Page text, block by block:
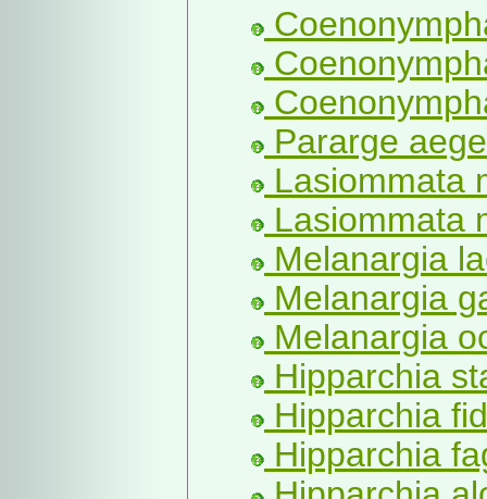
Pararge
Lasiommata
Lasiommata
Melanargia
Melanargia
Melanargia
Hipparchia
Hipparchia
Hipparchia